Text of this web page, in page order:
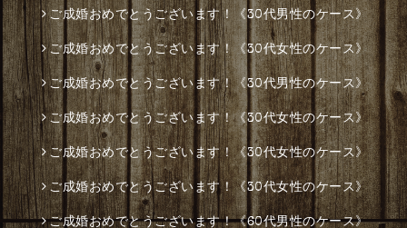
ご成婚おめでとうございます！《30代男性のケース》
ご成婚おめでとうございます！《30代女性のケース》
ご成婚おめでとうございます！《30代男性のケース》
ご成婚おめでとうございます！《30代女性のケース》
ご成婚おめでとうございます！《30代女性のケース》
ご成婚おめでとうございます！《30代女性のケース》
ご成婚おめでとうございます！《60代男性のケース》